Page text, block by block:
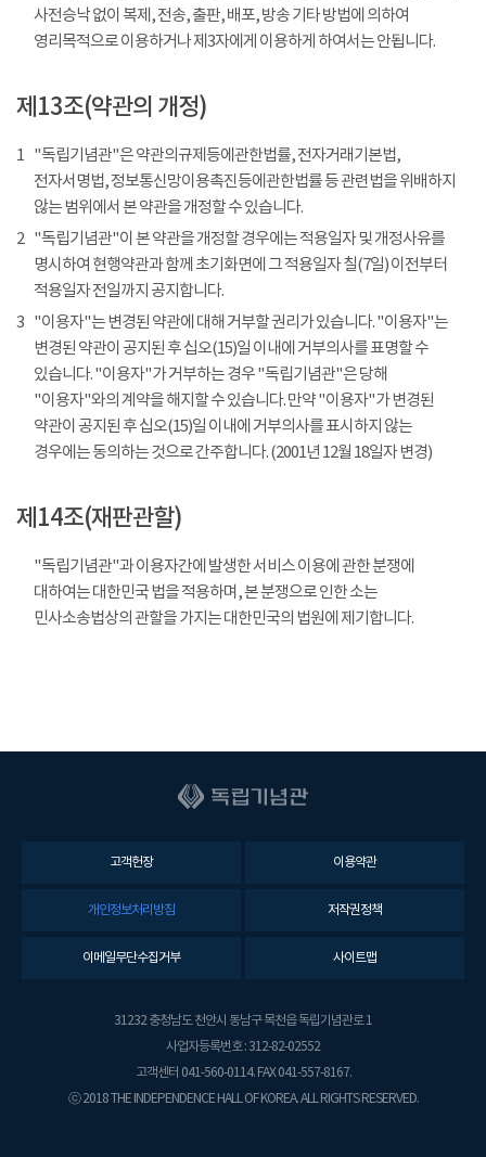
사전승낙 없이 복제, 전송, 출판, 배포, 방송 기타 방법에 의하여
영리목적으로 이용하거나 제3자에게 이용하게 하여서는 안됩니다.
제13조(약관의 개정)
1 "독립기념관"은 약관의규제등에관한법률, 전자거래기본법,
전자서명법, 정보통신망이용촉진등에관한법률 등 관련법을 위배하지
않는 범위에서 본 약관을 개정할 수 있습니다.
2 "독립기념관"이 본 약관을 개정할 경우에는 적용일자 및 개정사유를
명시하여 현행약관과 함께 초기화면에 그 적용일자 칠(7일) 이전부터
적용일자 전일까지 공지합니다.
3 "이용자"는 변경된 약관에 대해 거부할 권리가 있습니다. "이용자"는
변경된 약관이 공지된 후 십오(15)일 이내에 거부의사를 표명할 수
있습니다. "이용자"가 거부하는 경우 "독립기념관"은 당해
"이용자"와의 계약을 해지할 수 있습니다. 만약 "이용자"가 변경된
약관이 공지된 후 십오(15)일 이내에 거부의사를 표시하지 않는
경우에는 동의하는 것으로 간주합니다. (2001년 12월 18일자 변경)
제14조(재판관할)
"독립기념관"과 이용자간에 발생한 서비스 이용에 관한 분쟁에
대하여는 대한민국 법을 적용하며, 본 분쟁으로 인한 소는
민사소송법상의 관할을 가지는 대한민국의 법원에 제기합니다.
고객헌장 이용약관
개인정보처리방침 저작권정책
이메일무단수집거부 사이트맵
31232 충청남도 천안시 동남구 목천읍 독립기념관로 1
사업자등록번호 : 312-82-02552
고객센터 041-560-0114. FAX 041-557-8167.
ⓒ 2018 THE INDEPENDENCE HALL OF KOREA. ALL RIGHTS RESERVED.